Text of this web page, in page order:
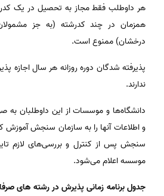
هر داوطلب فقط مجاز به تحصیل در یک
همزمان در چند کدرشته (به جز
درخشان) ممنوع است.
پذیرفته شدگان دوره روزانه هر سال اجازه
ندارند.
دانشگاه‌ها و موسسات از این داوطلبان
و اطلاعات آنها را به سازمان سنجش آموزش
سنجش پس از کنترل و بررسی‌های لازم
موسسه اعلام می‌شود.
جدول برنامه زمانی پذیرش در رشته های